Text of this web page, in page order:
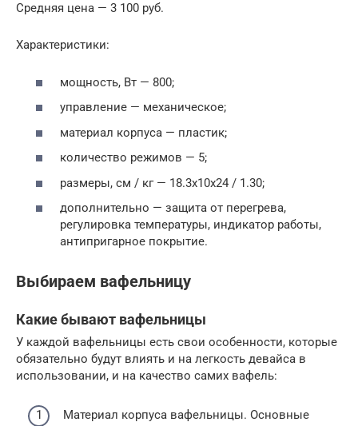
Средняя цена — 3 100 руб.
Характеристики:
мощность, Вт — 800;
управление — механическое;
материал корпуса — пластик;
количество режимов — 5;
размеры, см / кг — 18.3х10х24 / 1.30;
дополнительно — защита от перегрева,
регулировка температуры, индикатор работы,
антипригарное покрытие.
Выбираем вафельницу
Какие бывают вафельницы
У каждой вафельницы есть свои особенности, которые
обязательно будут влиять и на легкость девайса в
использовании, и на качество самих вафель:
Материал корпуса вафельницы. Основные